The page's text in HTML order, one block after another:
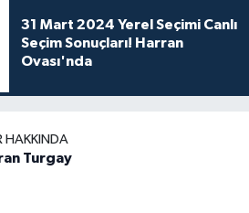
31 Mart 2024 Yerel Seçimi Canlı
Seçim Sonuçları! Harran
Ovası'nda
HAKKINDA
Turgay